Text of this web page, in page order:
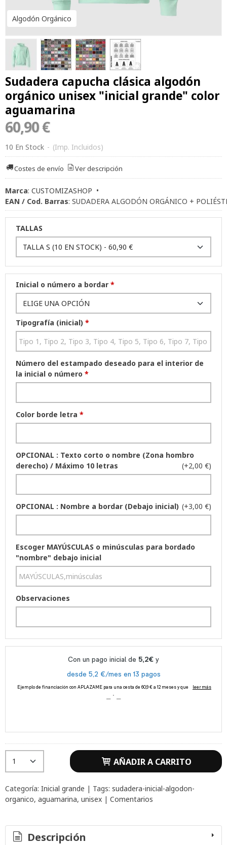
Algodón Orgánico
Sudadera capucha clásica algodón
orgánico unisex "inicial grande" color
aguamarina
60,90 €
10 En Stock - (Imp. Incluidos)
Costes de envío Ver descripción
Marca: CUSTOMIZASHOP •
EAN / Cod. Barras: SUDADERA ALGODÓN ORGÁNICO +
TALLAS
Inicial o número a bordar *
Tipografía (inicial) *
Número del estampado deseado para el interior de
la inicial o número *
Color borde letra *
OPCIONAL : Texto corto o nombre (Zona hombro
derecho) / Máximo 10 letras
(+2,00 €)
OPCIONAL : Nombre a bordar (Debajo inicial) (+3,00 €)
Escoger MAYÚSCULAS o minúsculas para bordado
"nombre" debajo inicial
Observaciones
AÑADIR A CARRITO
Categoría: Inicial grande | Tags: sudadera-inicial-algodon-
organico aguamarina unisex | Comentarios
Descripción